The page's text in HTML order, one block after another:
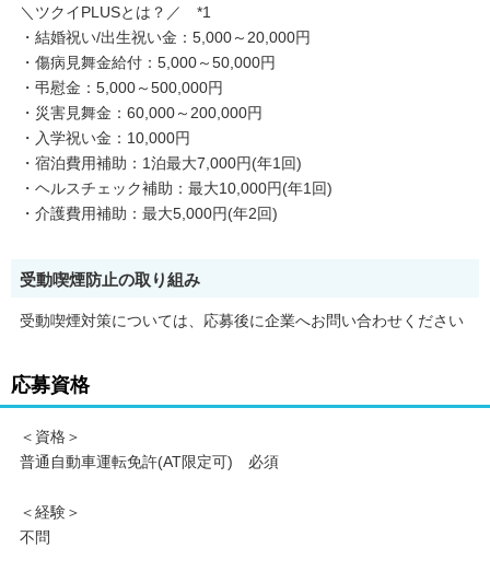
＼ツクイPLUSとは？／ *1
・結婚祝い/出生祝い金：5,000～20,000円
・傷病見舞金給付：5,000～50,000円
・弔慰金：5,000～500,000円
・災害見舞金：60,000～200,000円
・入学祝い金：10,000円
・宿泊費用補助：1泊最大7,000円(年1回)
・ヘルスチェック補助：最大10,000円(年1回)
・介護費用補助：最大5,000円(年2回)
受動喫煙防止の取り組み
受動喫煙対策については、応募後に企業へお問い合わせください
応募資格
＜資格＞
普通自動車運転免許(AT限定可) 必須
＜経験＞
不問